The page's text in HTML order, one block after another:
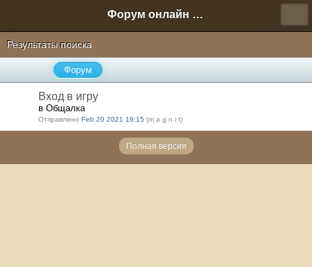
Форум онлайн игры "Новая Эра" (Нюра Биз)
Результаты поиска
Форум
Вход в игру
в Общалка
Отправлено Feb 20 2021 19:15 (m a g n i t)
Полная версия